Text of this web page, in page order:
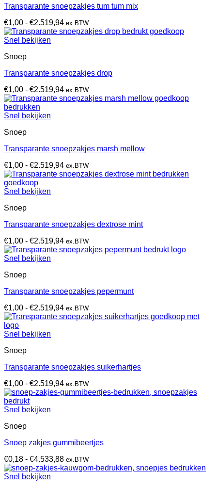
Transparante snoepzakjes tum tum mix
€1,00 - €2.519,94Prijsklasse:
€1,00
ex.BTW
Snel bekijken
Snoep
Transparante snoepzakjes drop
€1,00 - €2.519,94Prijsklasse:
€1,00
ex.BTW
Snel bekijken
Snoep
Transparante snoepzakjes marsh mellow
€1,00 - €2.519,94Prijsklasse:
€1,00
ex.BTW
Snel bekijken
Snoep
Transparante snoepzakjes dextrose mint
€1,00 - €2.519,94Prijsklasse:
€1,00
ex.BTW
Snel bekijken
Snoep
Transparante snoepzakjes pepermunt
€1,00 - €2.519,94Prijsklasse:
€1,00
ex.BTW
Snel bekijken
Snoep
Transparante snoepzakjes suikerhartjes
€1,00 - €2.519,94Prijsklasse:
€1,00
ex.BTW
Snel bekijken
Snoep
Snoep zakjes gummibeertjes
€0,18 - €4.533,88Prijsklasse:
€0,18
ex.BTW
Snel bekijken